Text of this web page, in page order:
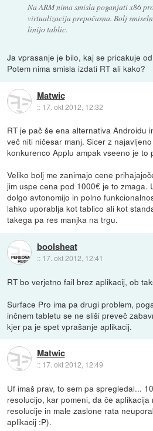
Na ARM nima smisla poganjati x86
virtualizacija prepočasna. Bolj
linijo tablic.
Ja vprasanje je bilo, kaj se pricakuje
Potem nima smisla izdati RT ali kako?
Matwic
:: 17. okt 2012, 12:32
RT je pač še ena alternativa Androidu
več niti ničesar manj. Sicer z
konkurenco Applu ampak vseeno je to
Veliko bolj me zanimajo cene
jim uspe cena pod 1000€ je to zmaga.
dolgo avtonomijo in polno
lahko uporablja kot tablico ali kot
takega pa res manjka na trgu.
boolsheat
:: 17. okt 2012, 12:41
RT bo verjetno fail brez aplikacij, ob
Surface Pro ima pa drugi problem,
inčnem tabletu se ne sliši preveč
kjer pa je spet vprašanje aplikacij.
Matwic
:: 17. okt 2012, 12:49
Uf imaš prav, to sem pa spregledal...
resolucijo, kar pomeni, da če
resolucije in male zaslone rata
aplikacij :P).